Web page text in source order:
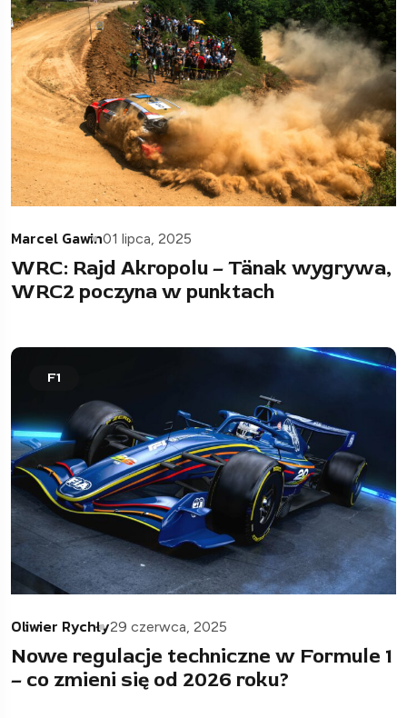
Marcel Gawin01 lipca, 2025
WRC: Rajd Akropolu – Tänak wygrywa,
WRC2 poczyna w punktach
F1
Oliwier Rychły29 czerwca, 2025
Nowe regulacje techniczne w Formule 1
– co zmieni się od 2026 roku?